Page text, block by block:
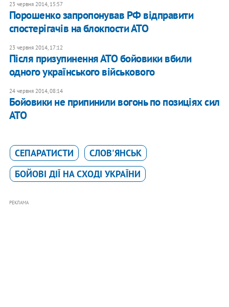
23 червня 2014, 15:57
Порошенко запропонував РФ відправити
спостерігачів на блокпости АТО
23 червня 2014, 17:12
Після призупинення АТО бойовики вбили
одного українського військового
24 червня 2014, 08:14
Бойовики не припинили вогонь по позиціях сил
АТО
СЕПАРАТИСТИ
СЛОВ'ЯНСЬК
БОЙОВІ ДІЇ НА СХОДІ УКРАЇНИ
РЕКЛАМА